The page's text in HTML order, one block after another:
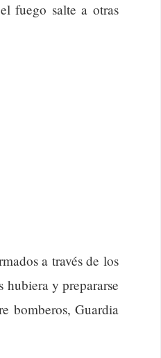
fuego salte a otras
a través de los
hubiera y prepararse
bomberos, Guardia